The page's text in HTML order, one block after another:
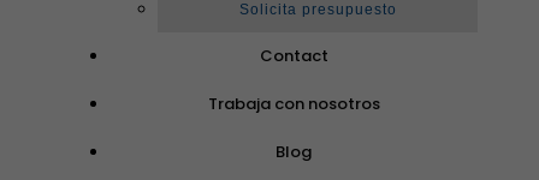
Solicita presupuesto
Contact
Trabaja con nosotros
Blog